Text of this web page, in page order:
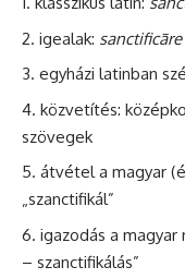
igealak: sanctificāre
egyházi latinban
közvetítés:
szövegek
átvétel a magyar
„szanctifikál”
igazodás a magyar
– szanctifikálás”